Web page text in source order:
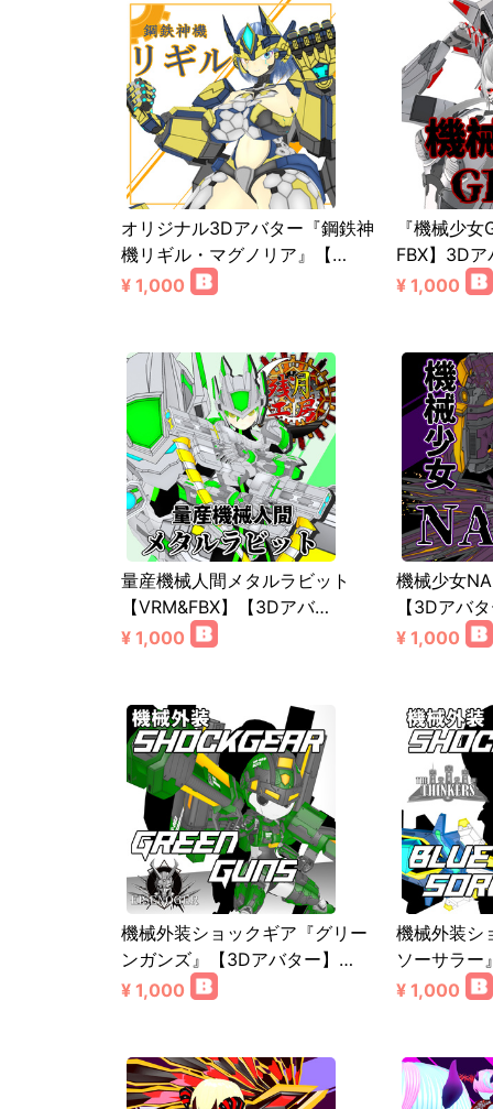
オリジナル3Dアバター『鋼鉄神
機リギル・マグノリア』【…
¥ 1,000
『機械少
FBX】3Dア
¥ 1,000
量産機械人間メタルラビット
【VRM&FBX】【3Dアバ…
¥ 1,000
機械少女
【3Dアバ
¥ 1,000
機械外装ショックギア『グリー
ンガンズ』【3Dアバター】…
¥ 1,000
機械外装シ
ソーサラ
¥ 1,000